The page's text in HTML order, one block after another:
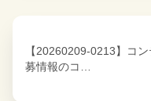
【20260209-0213】コ
募情報のコ…